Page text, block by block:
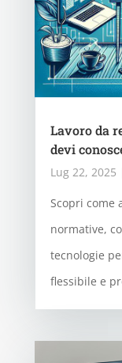
Lavoro da
devi
Lug 22, 2025
Scopri come
normative,
tecnologie
flessibile e